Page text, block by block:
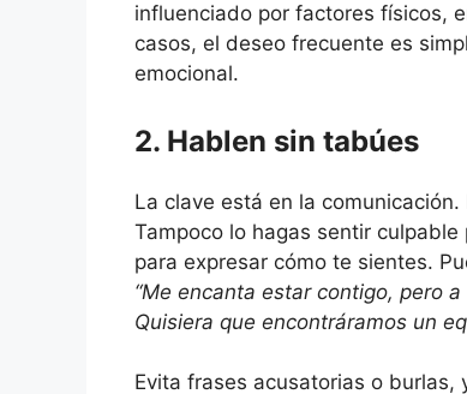
influenciado por factores físicos,
casos, el deseo frecuente es
emocional.
2. Hablen sin tabúes
La clave está en la
Tampoco lo hagas sentir
para expresar cómo te sientes.
“Me encanta estar contigo, pero
Quisiera que encontráramos un
Evita frases acusatorias o